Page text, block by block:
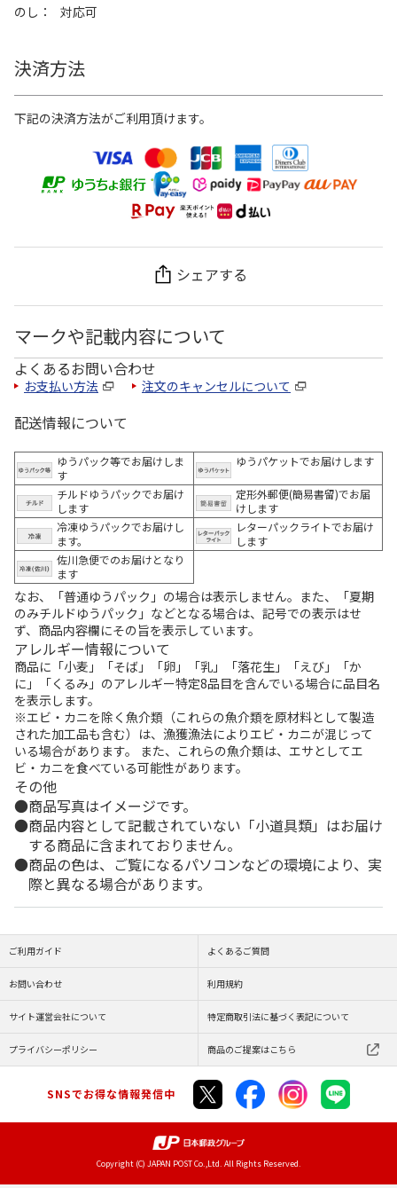
のし
対応可
決済方法
下記の決済方法がご利用頂けます。
シェアする
マークや記載内容について
よくあるお問い合わせ
お支払い方法 注文のキャンセルについて
配送情報について
ゆうパック等でお届けしま
す
ゆうパケットでお届けします
チルドゆうパックでお届け
します
定形外郵便(簡易書留)でお届
けします
冷凍ゆうパックでお届けし
ます。
レターパックライトでお届け
します
佐川急便でのお届けとなり
ます
なお、「普通ゆうパック」の場合は表示しません。また、「夏期
のみチルドゆうパック」などとなる場合は、記号での表示はせ
ず、商品内容欄にその旨を表示しています。
アレルギー情報について
商品に「小麦」「そば」「卵」「乳」「落花生」「えび」「か
に」「くるみ」のアレルギー特定8品目を含んでいる場合に品目名
を表示します。
※エビ・カニを除く魚介類（これらの魚介類を原材料として製造
された加工品も含む）は、漁獲漁法によりエビ・カニが混じって
いる場合があります。 また、これらの魚介類は、エサとしてエ
ビ・カニを食べている可能性があります。
その他
商品写真はイメージです。
商品内容として記載されていない「小道具類」はお届け
する商品に含まれておりません。
商品の色は、ご覧になるパソコンなどの環境により、実
際と異なる場合があります。
ご利用ガイド よくあるご質問
お問い合わせ 利用規約
サイト運営会社について 特定商取引法に基づく表記について
プライバシーポリシー 商品のご提案はこちら
SNSでお得な情報発信中
Copyright (C) JAPAN POST Co.,Ltd. All Rights Reserved.